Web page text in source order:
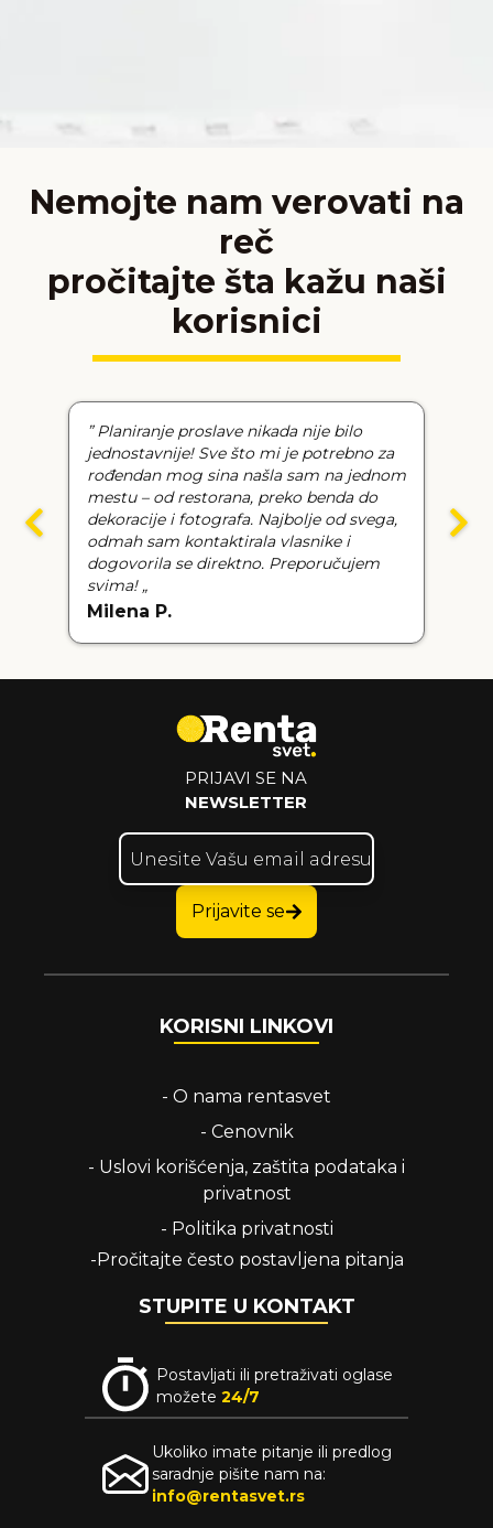
Nemojte nam verovati na
reč
pročitajte šta kažu naši
korisnici
”Često je iskustvo na internetu
razočaravajuće, pa kada je nešto dobro,
treba ga pohvaliti. Mislim da je rentasvet
odličan sajt, koji je očigledno osmišljen
sa velikom pažnjom.„
Milan D.
PRIJAVI SE NA
NEWSLETTER
Prijavite se
KORISNI LINKOVI
- O nama rentasvet
- Cenovnik
- Uslovi korišćenja, zaštita podataka i
privatnost
- Politika privatnosti
-Pročitajte često postavljena pitanja
STUPITE U KONTAKT
Postavljati ili pretraživati oglase
možete 24/7
Ukoliko imate pitanje ili predlog
saradnje pišite nam na:
info@rentasvet.rs